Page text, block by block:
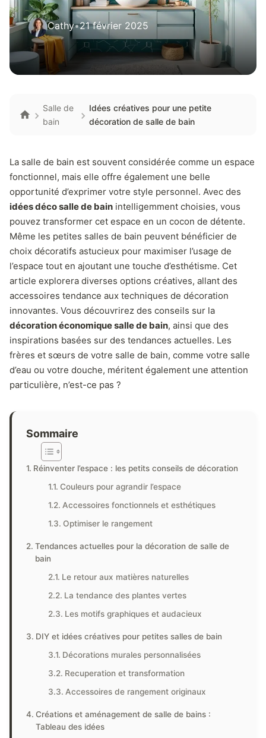
Cathy•21 février 2025
Salle de
bain
Idées créatives pour une petite
décoration de salle de bain
La salle de bain est souvent considérée comme un espace
fonctionnel, mais elle offre également une belle
opportunité d’exprimer votre style personnel. Avec des
idées déco salle de bain intelligemment choisies, vous
pouvez transformer cet espace en un cocon de détente.
Même les petites salles de bain peuvent bénéficier de
choix décoratifs astucieux pour maximiser l’usage de
l’espace tout en ajoutant une touche d’esthétisme. Cet
article explorera diverses options créatives, allant des
accessoires tendance aux techniques de décoration
innovantes. Vous découvrirez des conseils sur la
décoration économique salle de bain, ainsi que des
inspirations basées sur des tendances actuelles. Les
frères et sœurs de votre salle de bain, comme votre salle
d’eau ou votre douche, méritent également une attention
particulière, n’est-ce pas ?
Sommaire
Réinventer l’espace : les petits conseils de décoration
Couleurs pour agrandir l’espace
Accessoires fonctionnels et esthétiques
Optimiser le rangement
Tendances actuelles pour la décoration de salle de
bain
Le retour aux matières naturelles
La tendance des plantes vertes
Les motifs graphiques et audacieux
DIY et idées créatives pour petites salles de bain
Décorations murales personnalisées
Recuperation et transformation
Accessoires de rangement originaux
Créations et aménagement de salle de bains :
Tableau des idées